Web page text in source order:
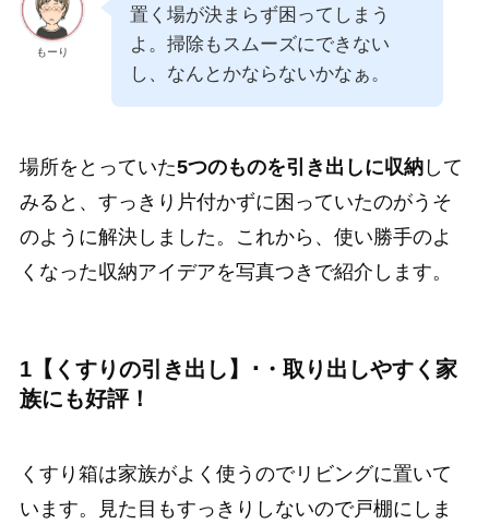
もーり
置く場が決まらず困ってしまう
よ。掃除もスムーズにできない
し、なんとかならないかなぁ。
場所をとっていた5つのものを引き出しに収納して
みると、すっきり片付かずに困っていたのがうそ
のように解決しました。これから、使い勝手のよ
くなった収納アイデアを写真つきで紹介します。
1【くすりの引き出し】･・取り出しやすく家
族にも好評！
くすり箱は家族がよく使うのでリビングに置いて
います。見た目もすっきりしないので戸棚にしま